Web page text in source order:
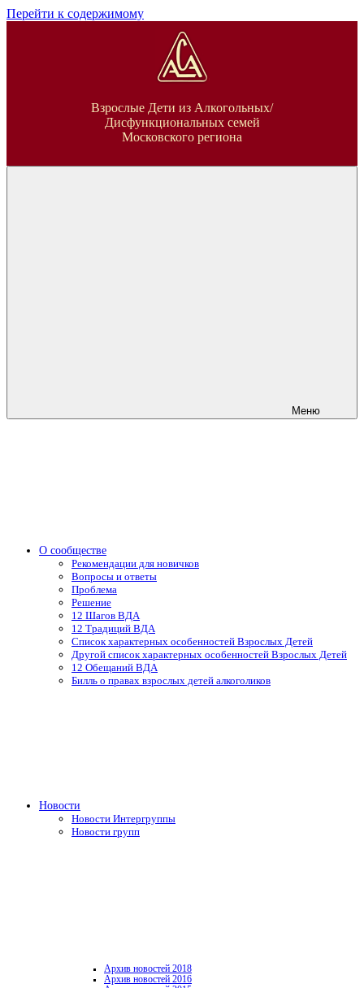
Перейти к содержимому
ВДАВзрослые Дети из Алкогольных/
Дисфункциональных семей
Московского региона
Меню
О сообществе
Рекомендации для новичков
Вопросы и ответы
Проблема
Решение
12 Шагов ВДА
12 Традиций ВДА
Список характерных особенностей Взрослых Детей
Другой список характерных особенностей Взрослых Детей
12 Обещаний ВДА
Билль о правах взрослых детей алкоголиков
Новости
Новости Интергруппы
Новости групп
Архив новостей 2018
Архив новостей 2016